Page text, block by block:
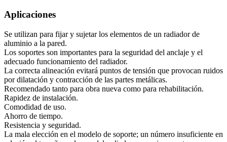
Aplicaciones
Se utilizan para fijar y sujetar los elementos de un radiador de
aluminio a la pared.
Los soportes son importantes para la seguridad del anclaje y el
adecuado funcionamiento del radiador.
La correcta alineación evitará puntos de tensión que provocan ruidos
por dilatación y contracción de las partes metálicas.
Recomendado tanto para obra nueva como para rehabilitación.
Rapidez de instalación.
Comodidad de uso.
Ahorro de tiempo.
Resistencia y seguridad.
La mala elección en el modelo de soporte; un número insuficiente en